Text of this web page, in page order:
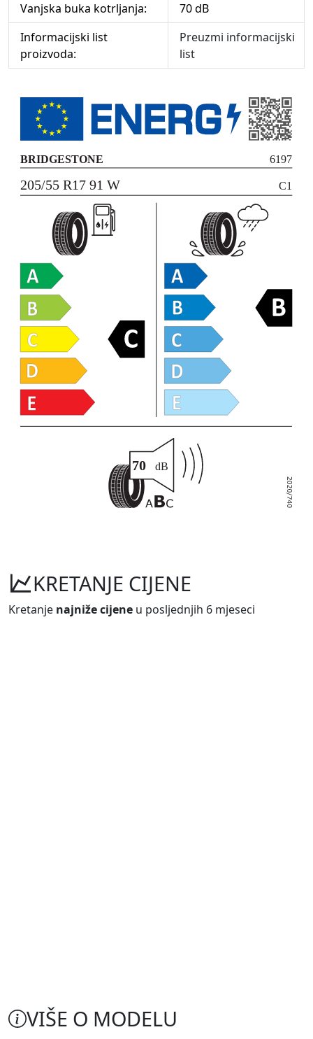
Vanjska buka kotrljanja:
70 dB
Informacijski list
proizvoda:
Preuzmi informacijski
list
KRETANJE CIJENE
Kretanje najniže cijene u posljednjih 6 mjeseci
VIŠE O MODELU